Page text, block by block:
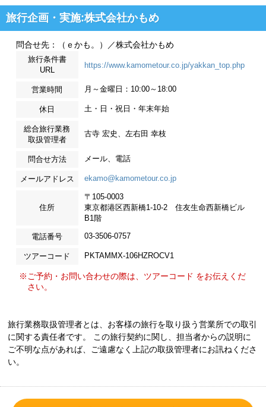
旅行企画・実施:株式会社かもめ
問合せ先：（ｅかも。）／株式会社かもめ
旅行条件書
URL
https://www.kamometour.co.jp/yakkan_top.php
営業時間 月～金曜日：10:00～18:00
休日 土・日・祝日・年末年始
総合旅行業務
取扱管理者
古寺 宏史、左右田 幸枝
問合せ方法 メール、電話
メールアドレス ekamo@kamometour.co.jp
住所
〒105-0003
東京都港区西新橋1-10-2 住友生命西新橋ビル
B1階
電話番号 03-3506-0757
ツアーコード PKTAMMX-106HZROCV1
※ご予約・お問い合わせの際は、ツアーコード をお伝えくだ
さい。
旅行業務取扱管理者とは、お客様の旅行を取り扱う営業所での取引
に関する責任者です。 この旅行契約に関し、担当者からの説明に
ご不明な点があれば、ご遠慮なく上記の取扱管理者にお訊ねくださ
い。